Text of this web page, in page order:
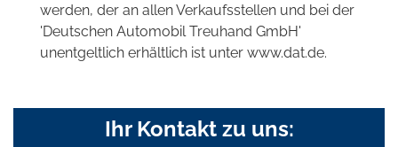
werden, der an allen Verkaufsstellen und bei der
'Deutschen Automobil Treuhand GmbH'
unentgeltlich erhältlich ist unter www.dat.de.
Ihr Kontakt zu uns: